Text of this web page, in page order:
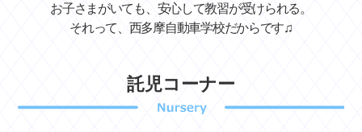
お子さまがいても、安心して教習が受けられる。
それって、西多摩自動車学校だからです♫
託児コーナー